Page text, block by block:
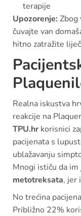
terapije
Upozorenje: Zbog
čuvajte van
hitno zatražite
Realna iskustva
reakcije na
TPU.hr korisnici
pacijenata s
ublažavanju
Mnogi ističu da
metotreksata, jer
No trećina
Približno 22%